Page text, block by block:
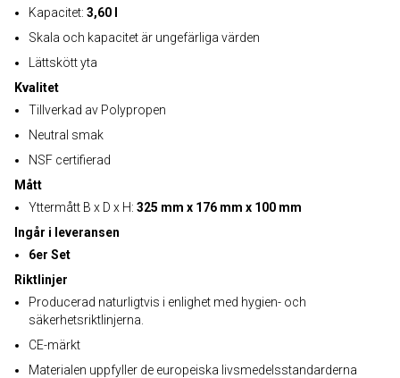
Kapacitet: 3,60 l
Skala och kapacitet är ungefärliga värden
Lättskött yta
Kvalitet
Tillverkad av Polypropen
Neutral smak
NSF certifierad
Mått
Yttermått B x D x H: 325 mm x 176 mm x 100 mm
Ingår i leveransen
6er Set
Riktlinjer
Producerad naturligtvis i enlighet med hygien- och
säkerhetsriktlinjerna.
CE-märkt
Materialen uppfyller de europeiska livsmedelsstandarderna